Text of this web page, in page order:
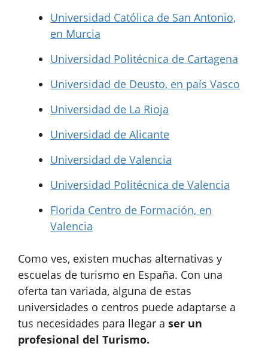
Universidad Católica de San Antonio,
en Murcia
Universidad Politécnica de Cartagena
Universidad de Deusto, en país Vasco
Universidad de La Rioja
Universidad de Alicante
Universidad de Valencia
Universidad Politécnica de Valencia
Florida Centro de Formación, en
Valencia
Como ves, existen muchas alternativas y
escuelas de turismo en España. Con una
oferta tan variada, alguna de estas
universidades o centros puede adaptarse a
tus necesidades para llegar a ser un
profesional del Turismo.